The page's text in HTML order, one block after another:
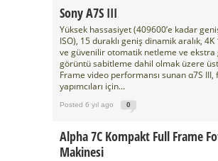
Sony Α7S III
Yüksek hassasiyet (409600’e kadar
ISO), 15 duraklı geniş dinamik aralık, 4K
ve güvenilir otomatik netleme ve ekstra
görüntü sabitleme dahil olmak üzere
Frame video performansı sunan α7S III,
yapımcıları için...
Posted 6 yıl ago 0
Alpha 7C Kompakt Full Frame
Makinesi